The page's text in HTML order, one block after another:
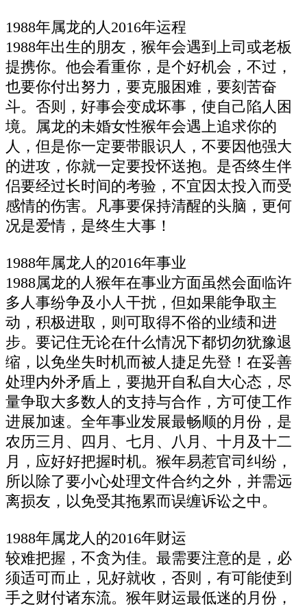
1988年属龙的人2016年运程
1988年出生的朋友，猴年会遇到上司或老板
提携你。他会看重你，是个好机会，不过，
也要你付出努力，要克服困难，要刻苦奋
斗。否则，好事会变成坏事，使自己陷人困
境。属龙的未婚女性猴年会遇上追求你的
人，但是你一定要带眼识人，不要因他强大
的进攻，你就一定要投怀送抱。是否终生伴
侣要经过长时间的考验，不宜因太投入而受
感情的伤害。凡事要保持清醒的头脑，更何
况是爱情，是终生大事！
1988年属龙人的2016年事业
1988属龙的人猴年在事业方面虽然会面临许
多人事纷争及小人干扰，但如果能争取主
动，积极进取，则可取得不俗的业绩和进
步。要记住无论在什么情况下都切勿犹豫退
缩，以免坐失时机而被人捷足先登！在妥善
处理内外矛盾上，要抛开自私自大心态，尽
量争取大多数人的支持与合作，方可使工作
进展加速。全年事业发展最畅顺的月份，是
农历三月、四月、七月、八月、十月及十二
月，应好好把握时机。猴年易惹官司纠纷，
所以除了要小心处理文件合约之外，并需远
离损友，以免受其拖累而误缠诉讼之中。
1988年属龙人的2016年财运
较难把握，不贪为佳。最需要注意的是，必
须适可而止，见好就收，否则，有可能使到
手之财付诸东流。猴年财运最低迷的月份，